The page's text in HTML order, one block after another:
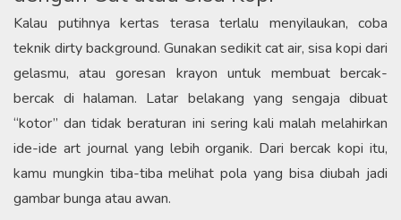
Kalau putihnya kertas terasa terlalu menyilaukan, coba
teknik dirty background. Gunakan sedikit cat air, sisa kopi dari
gelasmu, atau goresan krayon untuk membuat bercak-
bercak di halaman. Latar belakang yang sengaja dibuat
“kotor” dan tidak beraturan ini sering kali malah melahirkan
ide-ide art journal yang lebih organik. Dari bercak kopi itu,
kamu mungkin tiba-tiba melihat pola yang bisa diubah jadi
gambar bunga atau awan.​